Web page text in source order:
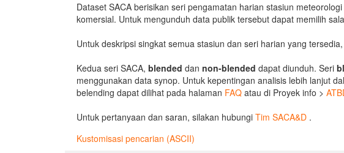
Dataset SACA berisikan seri pengamatan harian stasiun
komersial. Untuk mengunduh data publik tersebut dapat memilih
Untuk deskripsi singkat semua stasiun dan seri harian yang
Kedua seri SACA, blended dan non-blended dapat diunduh. Seri
menggunakan data synop. Untuk kepentingan analisis lebih lanjut
belending dapat dilihat pada halaman FAQ atau di Proyek info >
Untuk pertanyaan dan saran, silakan hubungi Tim SACA&D .
Kustomisasi pencarian (ASCII)